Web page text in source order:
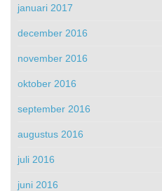
januari 2017
december 2016
november 2016
oktober 2016
september 2016
augustus 2016
juli 2016
juni 2016